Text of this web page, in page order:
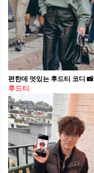
편한데 멋있는 후드티 코디 📸
후드티